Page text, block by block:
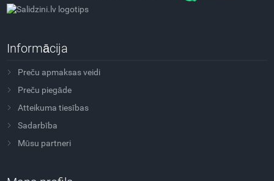
Informācija
Preču apmaksas veidi
Preču piegāde
Atteikuma tiesības
Sadarbība
Mūsu partneri